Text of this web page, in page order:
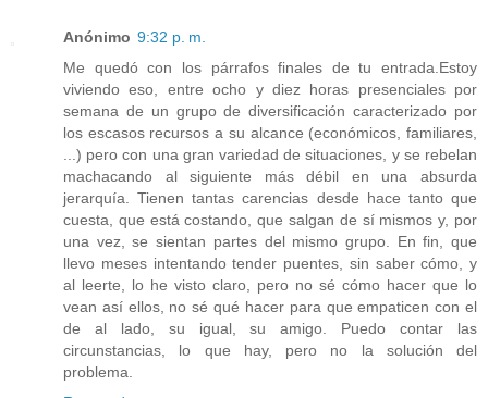
Anónimo 9:32 p. m.
Me quedó con los párrafos finales de tu entrada.Estoy
viviendo eso, entre ocho y diez horas presenciales por
semana de un grupo de diversificación caracterizado por
los escasos recursos a su alcance (económicos, familiares,
...) pero con una gran variedad de situaciones, y se rebelan
machacando al siguiente más débil en una absurda
jerarquía. Tienen tantas carencias desde hace tanto que
cuesta, que está costando, que salgan de sí mismos y, por
una vez, se sientan partes del mismo grupo. En fin, que
llevo meses intentando tender puentes, sin saber cómo, y
al leerte, lo he visto claro, pero no sé cómo hacer que lo
vean así ellos, no sé qué hacer para que empaticen con el
de al lado, su igual, su amigo. Puedo contar las
circunstancias, lo que hay, pero no la solución del
problema.